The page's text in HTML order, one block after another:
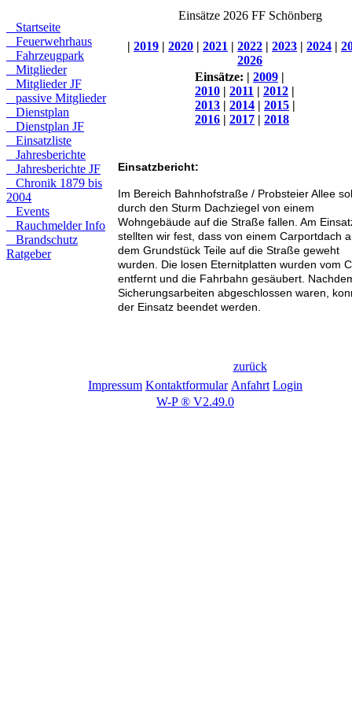
Startseite
Feuerwehrhaus
Fahrzeugpark
Mitglieder
Mitglieder JF
passive Mitglieder
Dienstplan
Dienstplan JF
Einsatzliste
Jahresberichte
Jahresberichte JF
Chronik 1879 bis
2004
Events
Rauchmelder Info
Brandschutz
Ratgeber
Einsätze 2026 FF Schönberg
| 2019 | 2020 | 2021 | 2022 | 2023 | 2024 |
2026
Einsätze: | 2009 |
2010 | 2011 | 2012 |
2013 | 2014 | 2015 |
2016 | 2017 | 2018
Einsatzbericht:
Im Bereich Bahnhofstraße / Probsteier Allee
durch den Sturm Dachziegel von einem
Wohngebäude auf die Straße fallen. Am
stellten wir fest, dass von einem Carportdach
dem Grundstück Teile auf die Straße geweht
wurden. Die losen Eternitplatten wurden vom
entfernt und die Fahrbahn gesäubert.
Sicherungsarbeiten abgeschlossen waren,
der Einsatz beendet werden.
zurück
Impressum Kontaktformular Anfahrt Login
W-P ® V2.49.0